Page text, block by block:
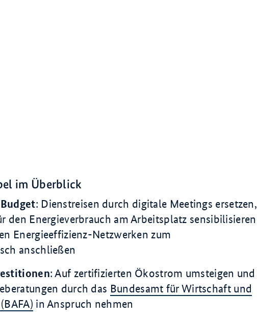
im Überblick
: Dienstreisen durch digitale Meetings ersetzen,
den Energieverbrauch am Arbeitsplatz sensibilisieren
Energieeffizienz-Netzwerken zum
anschließen
: Auf zertifizierten Ökostrom umsteigen und
durch das Bundesamt für Wirtschaft und
in Anspruch nehmen